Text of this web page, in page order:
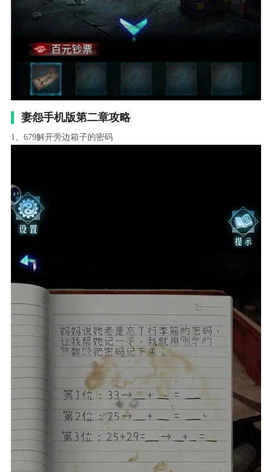
妻怨手机版第二章攻略
1、679解开旁边箱子的密码